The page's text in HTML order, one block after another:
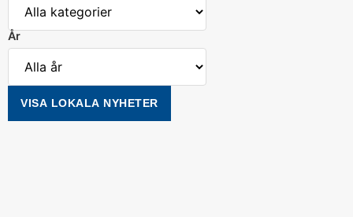
År
VISA LOKALA NYHETER